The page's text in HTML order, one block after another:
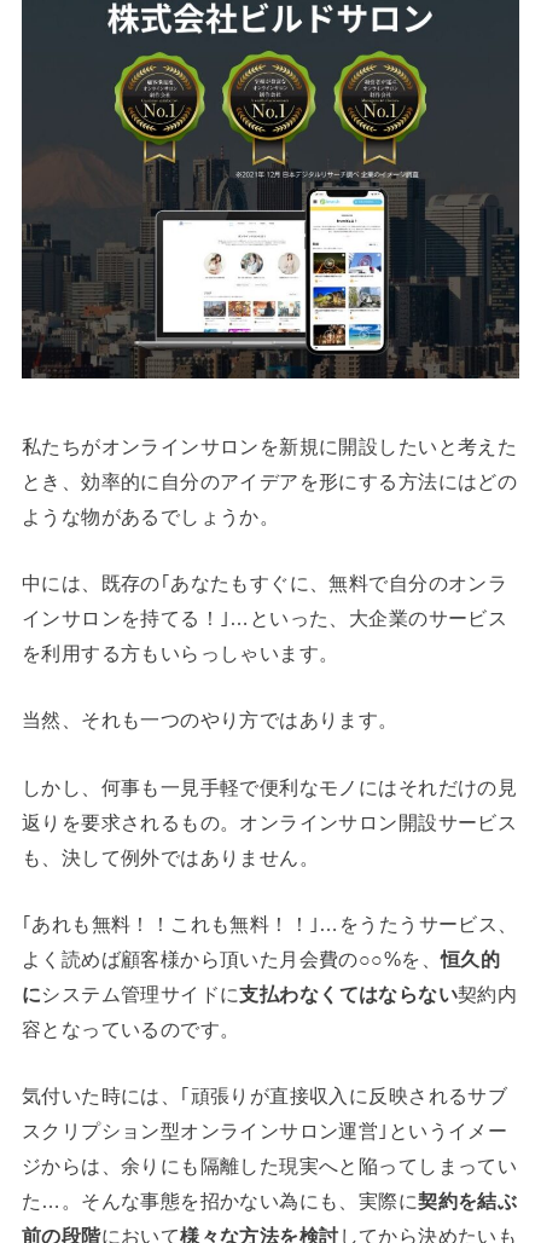
私たちがオンラインサロンを新規に開設したいと考えた
とき、効率的に自分のアイデアを形にする方法にはどの
ような物があるでしょうか。
中には、既存の｢あなたもすぐに、無料で自分のオンラ
インサロンを持てる！｣…といった、大企業のサービス
を利用する方もいらっしゃいます。
当然、それも一つのやり方ではあります。
しかし、何事も一見手軽で便利なモノにはそれだけの見
返りを要求されるもの。オンラインサロン開設サービス
も、決して例外ではありません。
｢あれも無料！！これも無料！！｣…をうたうサービス、
よく読めば顧客様から頂いた月会費の○○%を、恒久的
にシステム管理サイドに支払わなくてはならない契約内
容となっているのです。
気付いた時には、｢頑張りが直接収入に反映されるサブ
スクリプション型オンラインサロン運営｣というイメー
ジからは、余りにも隔離した現実へと陥ってしまってい
た…。そんな事態を招かない為にも、実際に契約を結ぶ
前の段階において様々な方法を検討してから決めたいも